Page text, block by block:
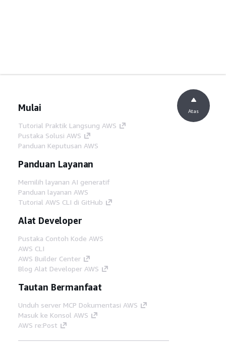
Mulai
Tutorial Praktik Langsung AWS
Pustaka Solusi AWS
Panduan Keputusan AWS
Panduan Layanan
Memilih layanan AI generatif
Panduan layanan AWS
Tutorial AWS CLI di GitHub
Alat Developer
Pustaka Contoh Kode AWS
AWS CLI
AWS Builder Center
Blog Alat Developer AWS
Tautan Bermanfaat
Unduh server MCP Dokumentasi AWS
Masuk ke Konsol AWS
AWS re:Post
Atas